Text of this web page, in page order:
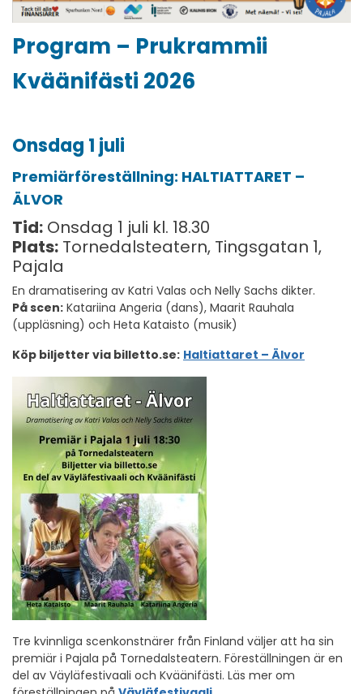
Program – Prukrammii
Kväänifästi 2026
Onsdag 1 juli
Premiärföreställning: HALTIATTARET –
ÄLVOR
Tid: Onsdag 1 juli kl. 18.30
Plats: Tornedalsteatern, Tingsgatan 1,
Pajala
En dramatisering av Katri Valas och Nelly Sachs dikter.
På scen: Katariina Angeria (dans), Maarit Rauhala
(uppläsning) och Heta Kataisto (musik)
Köp biljetter via billetto.se: Haltiattaret – Älvor
Tre kvinnliga scenkonstnärer från Finland väljer att ha sin
premiär i Pajala på Tornedalsteatern. Föreställningen är en
del av Väyläfestivaali och Kväänifästi. Läs mer om